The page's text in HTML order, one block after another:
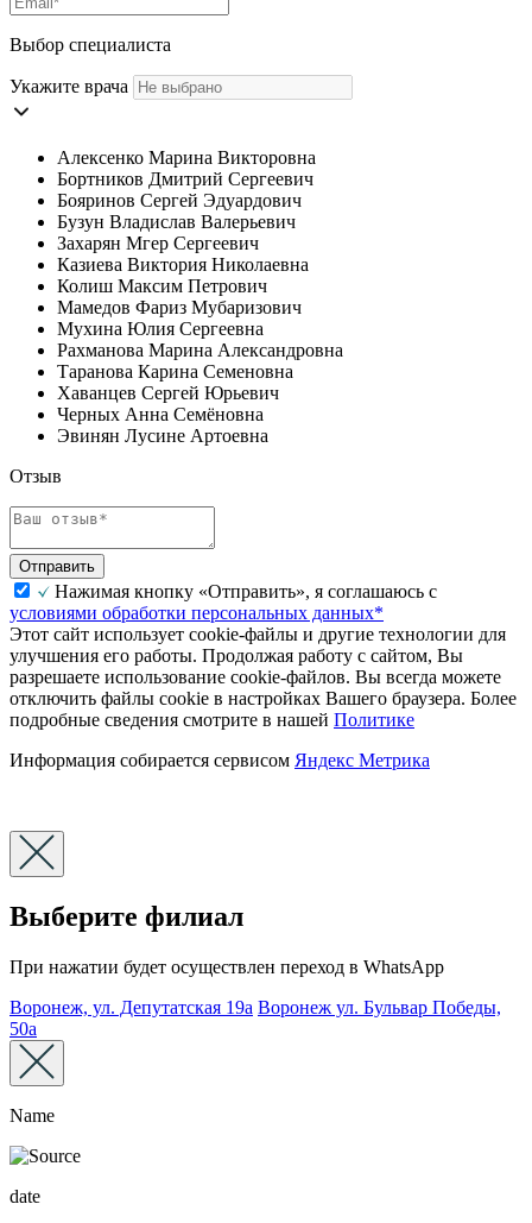
Выбор специалиста
Укажите врача
Алексенко Марина Викторовна
Бортников Дмитрий Сергеевич
Бояринов Сергей Эдуардович
Бузун Владислав Валерьевич
Захарян Мгер Сергеевич
Казиева Виктория Николаевна
Колиш Максим Петрович
Мамедов Фариз Мубаризович
Мухина Юлия Сергеевна
Рахманова Марина Александровна
Таранова Карина Семеновна
Хаванцев Сергей Юрьевич
Черных Анна Семёновна
Эвинян Лусине Артоевна
Отзыв
Отправить
Нажимая кнопку «Отправить», я соглашаюсь с
условиями обработки персональных данных*
Этот сайт использует cookie-файлы и другие технологии для
улучшения его работы. Продолжая работу с сайтом, Вы
разрешаете использование cookie-файлов. Вы всегда можете
отключить файлы cookie в настройках Вашего браузера. Более
подробные сведения смотрите в нашей Политике
Информация собирается сервисом Яндекс Метрика
Выберите филиал
При нажатии будет осуществлен переход в WhatsApp
Воронеж, ул. Депутатская 19а Воронеж ул. Бульвар Победы,
50а
Name
date